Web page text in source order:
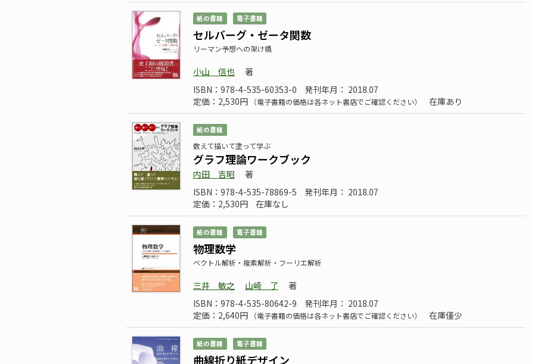
紙の書籍 電子書籍
セルバーグ・ゼータ関数
リーマン予想への架け橋
小山 信也
著
ISBN：978-4-535-60353-0
発刊年月： 2018.07
定価：2,530円
（電子書籍の価格は各ネット書店でご確認ください） 在庫あり
紙の書籍
数えて描いて塗って学ぶ
グラフ理論ワークブック
内田 吉昭
著
ISBN：978-4-535-78869-5
発刊年月： 2018.07
定価：2,530円
在庫なし
紙の書籍 電子書籍
物理数学
ベクトル解析・複素解析・フーリエ解析
三井 敏之 山崎 了
著
ISBN：978-4-535-80642-9
発刊年月： 2018.07
定価：2,640円
（電子書籍の価格は各ネット書店でご確認ください） 在庫僅少
紙の書籍 電子書籍
曲線折り紙デザイン